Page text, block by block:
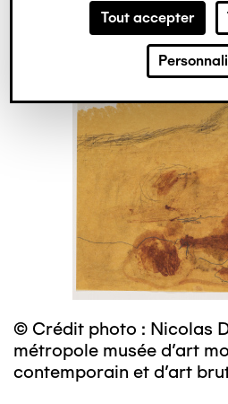
Tout accepter
© Crédit photo : Nicolas
métropole musée d’art
contemporain et d’art